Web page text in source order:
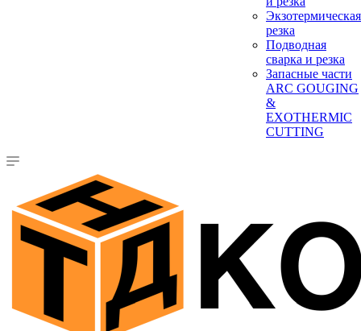
Экзотермическая
резка
Подводная
сварка и резка
Запасные части
ARC GOUGING
&
EXOTHERMIC
CUTTING